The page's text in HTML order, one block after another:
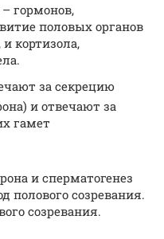
гормонов,
половых органов
кортизола,
за секрецию
и отвечают за
гамет
и сперматогенез
полового созревания.
созревания.